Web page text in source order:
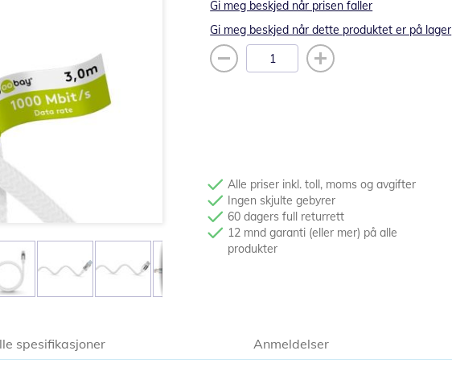
Gi meg beskjed når prisen faller
Gi meg beskjed når dette produktet er på lager
Alle priser inkl. toll, moms og avgifter
Ingen skjulte gebyrer
60 dagers full returrett
12 mnd garanti (eller mer) på alle
produkter
spesifikasjoner Anmeldelser